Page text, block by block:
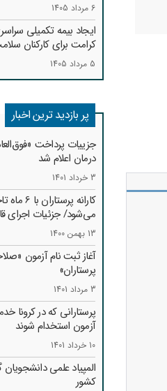
6 مرداد 1405
ایجاد بیمه تکمیلی
کرامت برای کارکنان
5 مرداد 1405
پر بازدید ترین اخبار
جزییات پرداخت
درمان اعلام شد
3 خرداد 1401
کارانه‌
می‌شود/ جزئیات اجرای
13 بهمن 1400
آغاز ثبت نام آزمون
پرستاران»
3 مرداد 1401
پرستارانی که در کرونا
آزمون استخدام شوند
10 خرداد 1401
المپیاد علمی
کشور